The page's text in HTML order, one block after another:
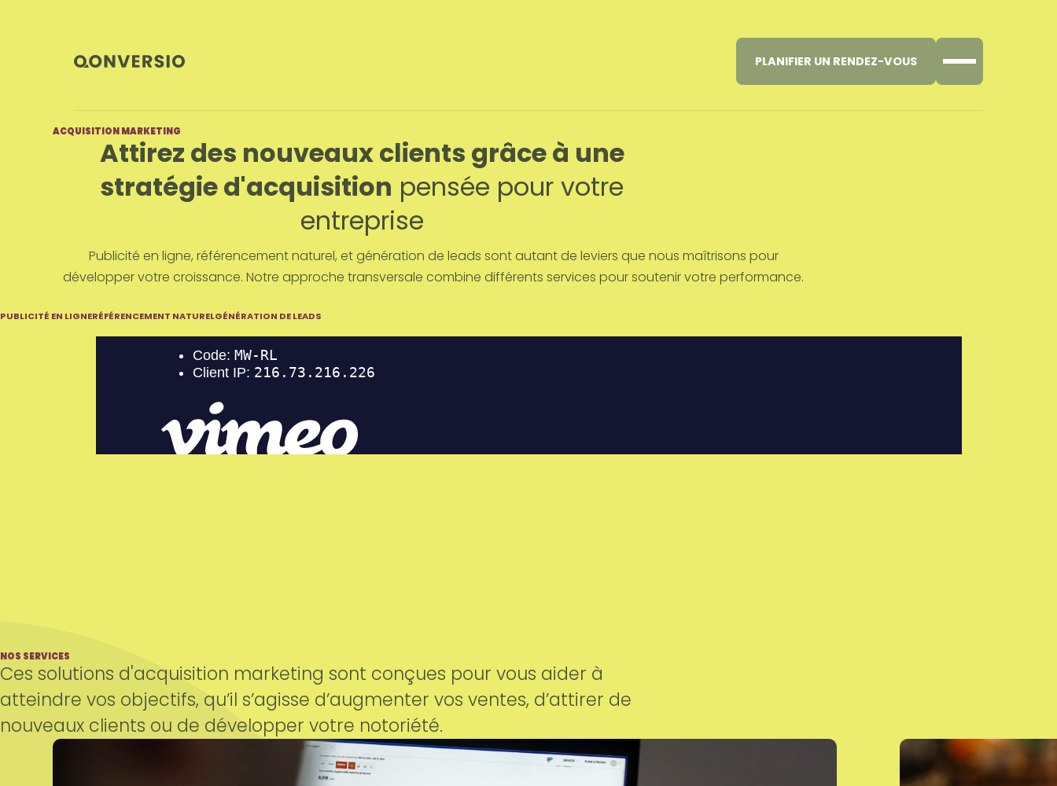
PLANIFIER UN RENDEZ-VOUS
ACQUISITION MARKETING
Attirez des nouveaux clients grâce à une
stratégie d'acquisition pensée pour votre
entreprise
Publicité en ligne, référencement naturel, et génération de leads sont autant de leviers que nous maîtrisons pour
développer votre croissance. Notre approche transversale combine différents services pour soutenir votre performance.
PUBLICITÉ EN LIGNERÉFÉRENCEMENT NATURELGÉNÉRATION DE LEADS
NOS SERVICES
Ces solutions d'acquisition marketing sont conçues pour vous aider à
atteindre vos objectifs, qu’il s’agisse d’augmenter vos ventes, d’attirer de
nouveaux clients ou de développer votre notoriété.